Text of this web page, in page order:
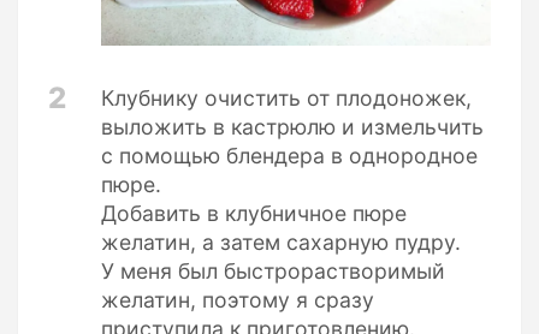
2
Клубнику очистить от плодоножек,
выложить в кастрюлю и измельчить
с помощью блендера в однородное
пюре.
Добавить в клубничное пюре
желатин, а затем сахарную пудру.
У меня был быстрорастворимый
желатин, поэтому я сразу
приступила к приготовлению.